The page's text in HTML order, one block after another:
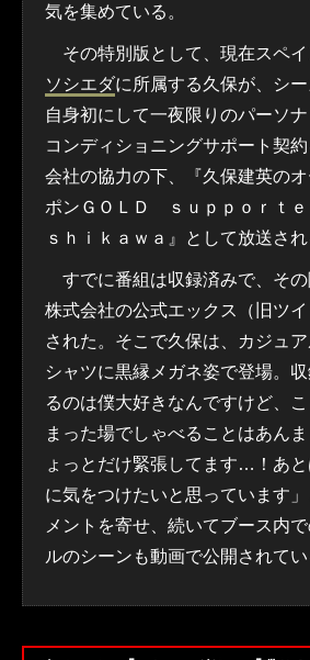
気を集めている。
その特別版として、現在スペイ
ソシエダに所属する久保が、シ
自身初にして一夜限りのパーソナ
コンディショニングサポート契
会社の協力の下、『久保建英の
ポンＧＯＬＤ ｓｕｐｐｏｒｔ
ｓｈｉｋａｗａ』として放送され
すでに番組は収録済みで、その
株式会社の公式エックス（旧ツ
された。そこで久保は、カジュ
シャツに黒縁メガネ姿で登場。
るのは僕大好きなんですけど、
まった場でしゃべることはあん
ょっとだけ緊張してます…！あ
に気をつけたいと思っています
メントを寄せ、続いてブース内
ルのシーンも動画で公開されてい